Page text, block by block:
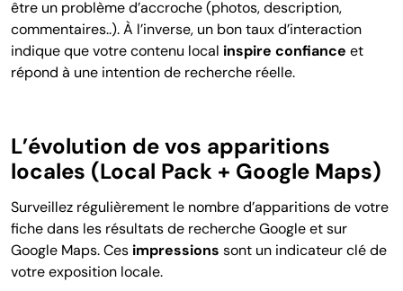
être un problème d’accroche (photos, description,
commentaires..). À l’inverse, un bon taux d’interaction
indique que votre contenu local inspire confiance et
répond à une intention de recherche réelle.
L’évolution de vos apparitions
locales (Local Pack + Google Maps)
Surveillez régulièrement le nombre d’apparitions de votre
fiche dans les résultats de recherche Google et sur
Google Maps. Ces impressions sont un indicateur clé de
votre exposition locale.